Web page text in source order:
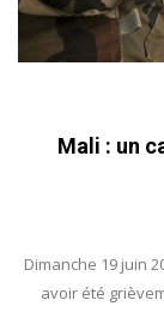
Mali : un
Dimanche 19 juin
avoir été